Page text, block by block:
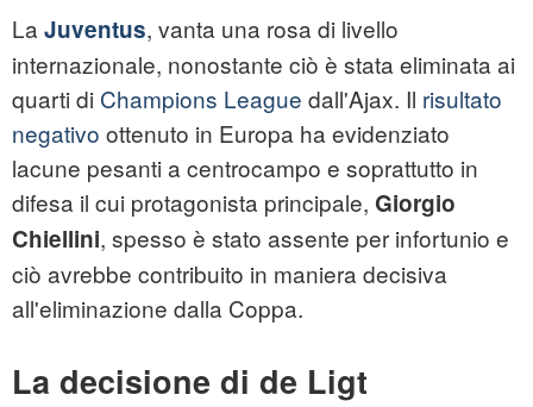
La Juventus, vanta una rosa di livello
internazionale, nonostante ciò è stata eliminata ai
quarti di Champions League dall'Ajax. Il risultato
negativo ottenuto in Europa ha evidenziato
lacune pesanti a centrocampo e soprattutto in
difesa il cui protagonista principale, Giorgio
Chiellini, spesso è stato assente per infortunio e
ciò avrebbe contribuito in maniera decisiva
all'eliminazione dalla Coppa.
La decisione di de Ligt